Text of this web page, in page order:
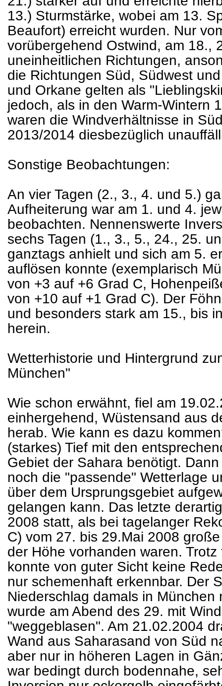
13.) Sturmstärke, wobei am 13.
Beaufort) erreicht wurden. Nur
vorübergehend Ostwind, am 18.,
uneinheitlichen Richtungen,
die Richtungen Süd, Südwest
und Orkane gelten als
jedoch, als in den Warm-Wintern
waren die Windverhältnisse in
2013/2014 diesbezüglich
Sonstige Beobachtungen:
An vier Tagen (2., 3., 4. und 5.)
Aufheiterung war am 1. und 4.
beobachten. Nennenswerte
sechs Tagen (1., 3., 5., 24., 25.
ganztags anhielt und sich am 5.
auflösen konnte (exemplarisch
von +3 auf +6 Grad C,
von +10 auf +1 Grad C). Der
und besonders stark am 15., bis
herein.
Wetterhistorie und Hintergrund
München"
Wie schon erwähnt, fiel am
einhergehend, Wüstensand aus
herab. Wie kann es dazu
(starkes) Tief mit den
Gebiet der Sahara benötigt.
noch die "passende" Wetterlage
über dem Ursprungsgebiet
gelangen kann. Das letzte
2008 statt, als bei tagelanger
C) vom 27. bis 29.Mai 2008
der Höhe vorhanden waren.
konnte von guter Sicht keine
nur schemenhaft erkennbar. Der
Niederschlag damals in
wurde am Abend des 29. mit
"weggeblasen". Am 21.02.2004
Wand aus Saharasand von Süd
aber nur in höheren Lagen in
war bedingt durch bodennahe,